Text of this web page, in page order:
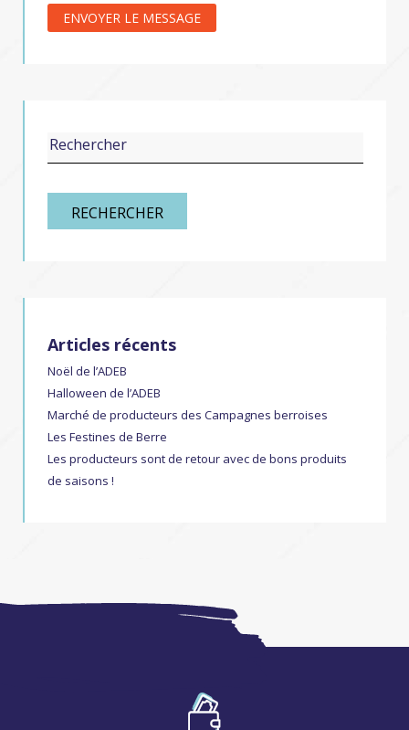
RECHERCHER
Articles récents
Noël de l’ADEB
Halloween de l’ADEB
Marché de producteurs des Campagnes berroises
Les Festines de Berre
Les producteurs sont de retour avec de bons produits
de saisons !